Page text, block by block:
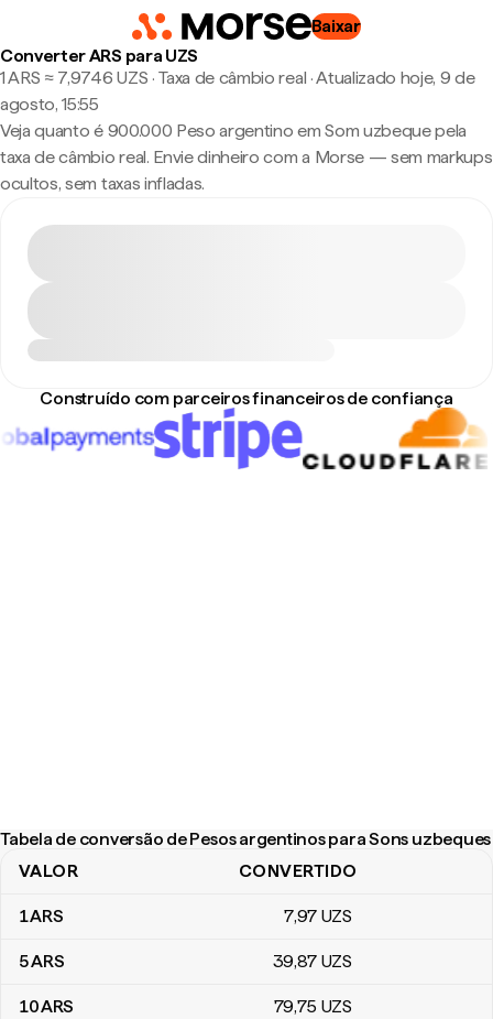
Baixar
Converter ARS para UZS
1 ARS ≈ 7,9746 UZS · Taxa de câmbio real ·Atualizado hoje, 9 de
agosto, 15:55
Veja quanto é 900.000 Peso argentino em Som uzbeque pela
taxa de câmbio real. Envie dinheiro com a Morse — sem markups
ocultos, sem taxas infladas.
Construído com parceiros financeiros de confiança
Tabela de conversão de Pesos argentinos para Sons uzbeques
Tabela de conversão de Pesos argentinos para Sons uzbeques
VALOR CONVERTIDO
1ARS 7,97 UZS
5ARS 39,87 UZS
10ARS 79,75 UZS